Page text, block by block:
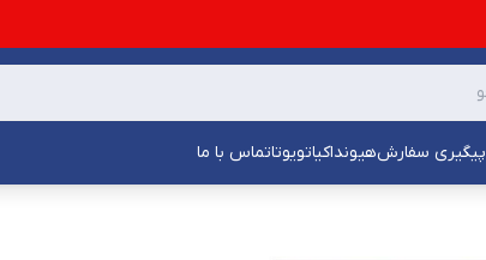
پیگیری سفارشهیونداکیاتویوتاتماس با ما